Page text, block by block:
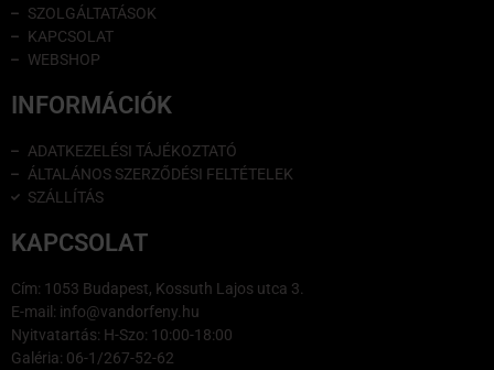
SZOLGÁLTATÁSOK
KAPCSOLAT
WEBSHOP
INFORMÁCIÓK
ADATKEZELÉSI TÁJÉKOZTATÓ
ÁLTALÁNOS SZERZŐDÉSI FELTÉTELEK
SZÁLLÍTÁS
KAPCSOLAT
Cím: 1053 Budapest, Kossuth Lajos utca 3.
E-mail: info@vandorfeny.hu
Nyitvatartás: H-Szo: 10:00-18:00
Galéria: 06-1/267-52-62